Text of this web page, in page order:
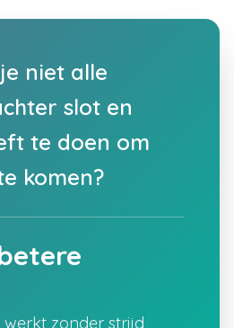
niet alle
slot en
te doen om
komen?
zonder strijd,